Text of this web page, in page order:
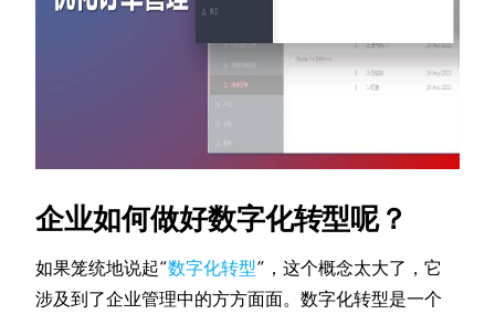
企业如何做好数字化转型呢？
如果笼统地说起“数字化转型”，这个概念太大了，它
涉及到了企业管理中的方方面面。数字化转型是一个